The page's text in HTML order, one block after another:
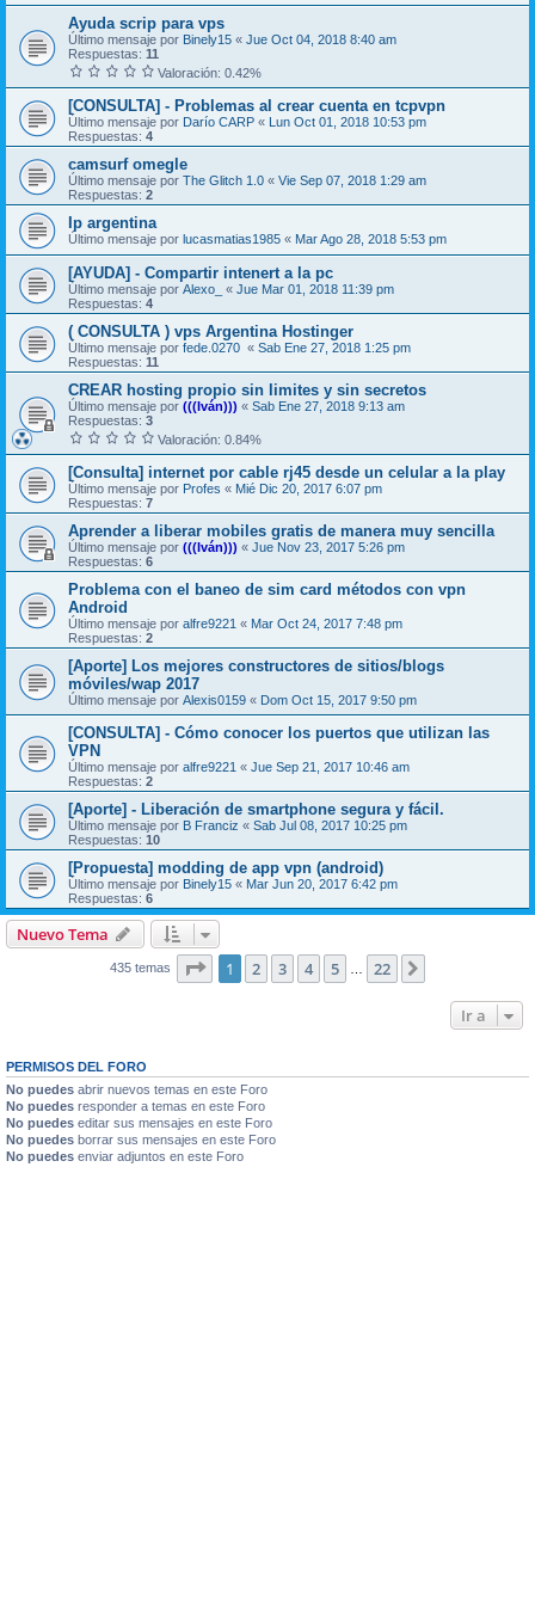
Ayuda scrip para vps
Último mensaje por Binely15 « Jue Oct 04, 2018 8:40 am
Respuestas: 11
Valoración: 0.42%
[CONSULTA] - Problemas al crear cuenta en tcpvpn
Último mensaje por Darío CARP «
Lun Oct 01, 2018 10:53 pm
Respuestas: 4
camsurf omegle
Último mensaje por The Glitch 1.0 « Vie Sep 07, 2018 1:29 am
Respuestas: 2
Ip argentina
Último mensaje por lucasmatias1985 « Mar Ago 28, 2018 5:53 pm
[AYUDA] - Compartir intenert a la pc
Último mensaje por Alexo_ « Jue Mar 01, 2018 11:39 pm
Respuestas: 4
( CONSULTA ) vps Argentina Hostinger
Último mensaje por fede.0270 « Sab Ene 27, 2018 1:25 pm
Respuestas: 11
CREAR hosting propio sin limites y sin secretos
Último mensaje por (((Iván))) « Sab Ene 27, 2018 9:13 am
Respuestas: 3
Valoración: 0.84%
[Consulta] internet por cable rj45 desde un celular a la play
Último mensaje por Profes « Mié Dic 20, 2017 6:07 pm
Respuestas: 7
Aprender a liberar mobiles gratis de manera muy sencilla
Último mensaje por (((Iván))) « Jue Nov 23, 2017 5:26 pm
Respuestas: 6
Problema con el baneo de sim card métodos con vpn
Android
Último mensaje por alfre9221 « Mar Oct 24, 2017 7:48 pm
Respuestas: 2
[Aporte] Los mejores constructores de sitios/blogs
móviles/wap 2017
Último mensaje por Alexis0159 « Dom Oct 15, 2017 9:50 pm
[CONSULTA] - Cómo conocer los puertos que utilizan las
VPN
Último mensaje por alfre9221 « Jue Sep 21, 2017 10:46 am
Respuestas: 2
[Aporte] - Liberación de smartphone segura y fácil.
Último mensaje por B Franciz « Sab Jul 08, 2017 10:25 pm
Respuestas: 10
[Propuesta] modding de app vpn (android)
Último mensaje por Binely15 « Mar Jun 20, 2017 6:42 pm
Respuestas: 6
Nuevo Tema
435 temas Página de 22
1 2 3 4 5 22
Ir a
PERMISOS DEL FORO
No puedes abrir nuevos temas en este Foro
No puedes responder a temas en este Foro
No puedes editar sus mensajes en este Foro
No puedes borrar sus mensajes en este Foro
No puedes enviar adjuntos en este Foro